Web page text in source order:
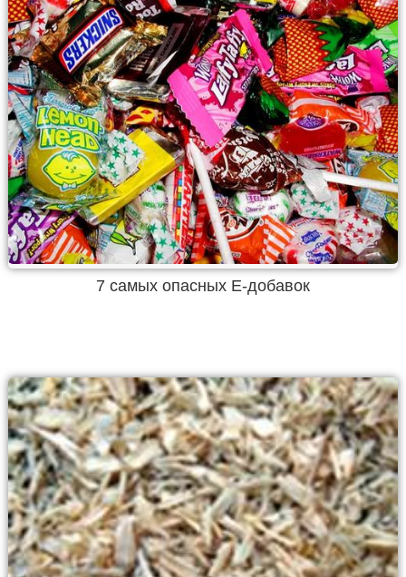
7 самых опасных Е-добавок